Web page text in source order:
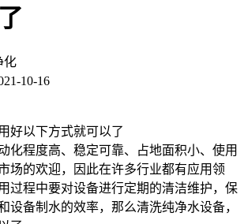
化
10-16
好以下方式就可以了
化程度高、稳定可靠、占地面积小、使用
场的欢迎，因此在许多行业都有应用领
过程中要对设备进行定期的清洁维护，保
设备制水的效率，那么清洗纯净水设备，